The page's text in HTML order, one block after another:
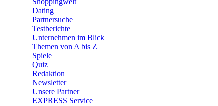
Shoppingwelt
Dating
Partnersuche
Testberichte
Unternehmen im Blick
Themen von A bis Z
Spiele
Quiz
Redaktion
Newsletter
Unsere Partner
EXPRESS Service